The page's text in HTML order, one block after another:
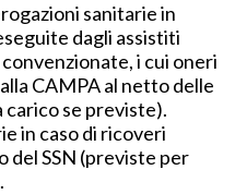
sanitarie in
dagli assistiti
i cui oneri
CAMPA al netto delle
se previste).
in caso di ricoveri
del SSN (previste per